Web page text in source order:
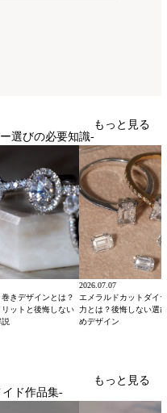
選びの必要知識-
もっと見る
きデザインとは？
リットと後悔しない
2026.07.07
エメラルドカットダイ
力とは？後悔しない選
めデザイン
イド作品集-
もっと見る